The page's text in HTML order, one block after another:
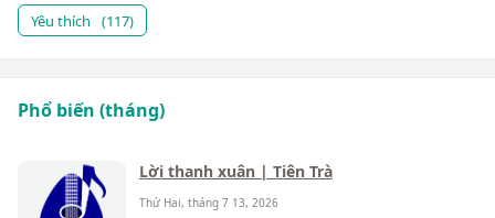
Yêu thích (117)
Phổ biến (tháng)
Lời thanh xuân | Tiên Trà
Thứ Hai, tháng 7 13, 2026